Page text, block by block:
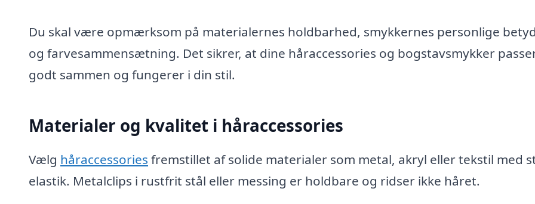
Du skal være opmærksom på materialernes holdbarhed, smykkernes personlige
og farvesammensætning. Det sikrer, at dine håraccessories og bogstavsmykker
godt sammen og fungerer i din stil.
Materialer og kvalitet i håraccessories
Vælg håraccessories fremstillet af solide materialer som metal, akryl eller tekstil med
elastik. Metalclips i rustfrit stål eller messing er holdbare og ridser ikke håret.